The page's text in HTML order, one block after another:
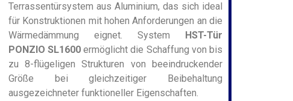
Terrassentürsystem aus Aluminium, das sich ideal
für Konstruktionen mit hohen Anforderungen an die
Wärmedämmung eignet. System HST-Tür
PONZIO SL1600 ermöglicht die Schaffung von bis
zu 8-flügeligen Strukturen von beeindruckender
Größe bei gleichzeitiger Beibehaltung
ausgezeichneter funktioneller Eigenschaften.